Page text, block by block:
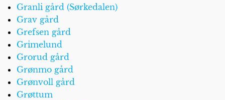
Granli gård (Sørkedalen)
Grav gård
Grefsen gård
Grimelund
Grorud gård
Grønmo gård
Grønvoll gård
Grøttum